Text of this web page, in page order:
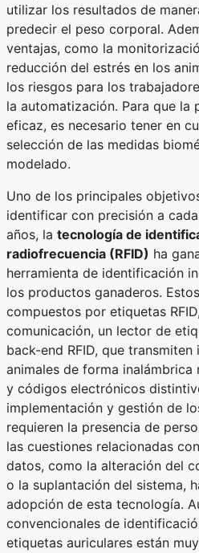
utilizar los resultados de
predecir el peso corporal.
ventajas, como la
reducción del estrés en los
los riesgos para los
la automatización. Para que la
eficaz, es necesario tener en
selección de las medidas
modelado.
Uno de los principales
identificar con precisión a
años, la tecnología de
radiofrecuencia (RFID) ha
herramienta de identificación
los productos ganaderos.
compuestos por etiquetas
comunicación, un lector de
back-end RFID, que
animales de forma
y códigos electrónicos
implementación y gestión de
requieren la presencia de
las cuestiones relacionadas
datos, como la alteración del
o la suplantación del sistema,
adopción de esta tecnología.
convencionales de
etiquetas auriculares están